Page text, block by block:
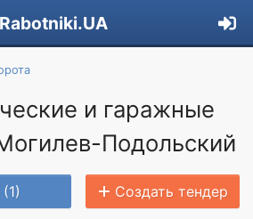
Rabotniki.UA
и гаражные
Подольский
Создать тендер